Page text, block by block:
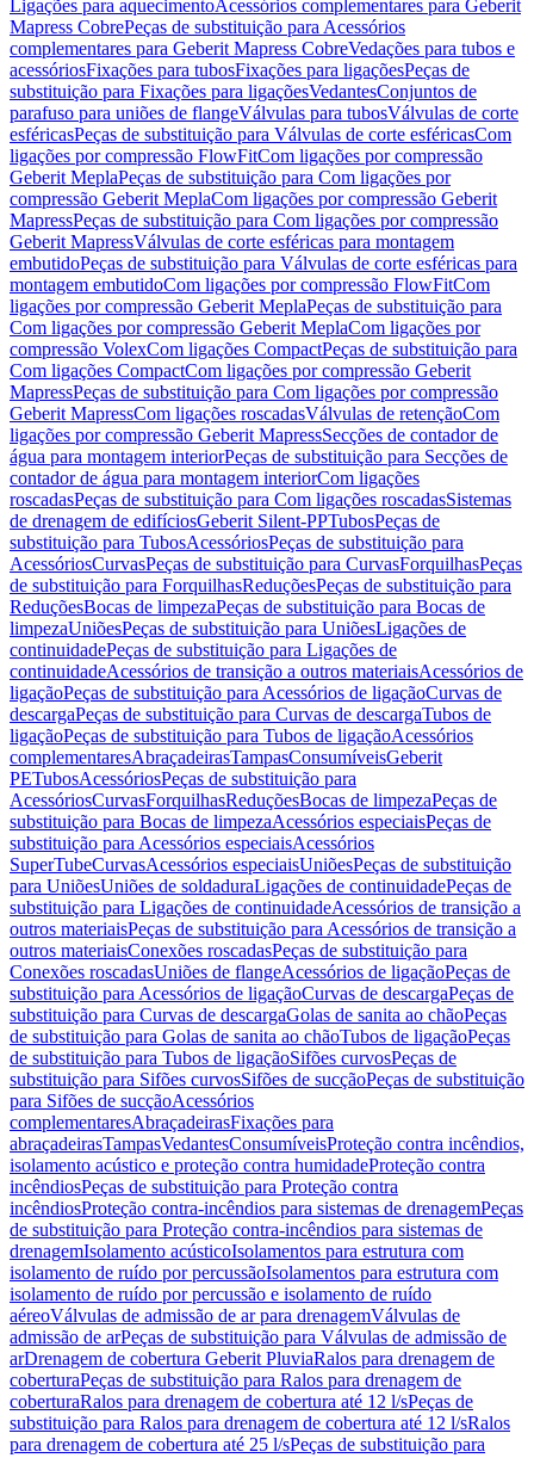
Ligações para aquecimentoAcessórios complementares para Geberit
Mapress CobrePeças de substituição para Acessórios
complementares para Geberit Mapress CobreVedações para tubos e
acessóriosFixações para tubosFixações para ligaçõesPeças de
substituição para Fixações para ligaçõesVedantesConjuntos de
parafuso para uniões de flangeVálvulas para tubosVálvulas de corte
esféricasPeças de substituição para Válvulas de corte esféricasCom
ligações por compressão FlowFitCom ligações por compressão
Geberit MeplaPeças de substituição para Com ligações por
compressão Geberit MeplaCom ligações por compressão Geberit
MapressPeças de substituição para Com ligações por compressão
Geberit MapressVálvulas de corte esféricas para montagem
embutidoPeças de substituição para Válvulas de corte esféricas para
montagem embutidoCom ligações por compressão FlowFitCom
ligações por compressão Geberit MeplaPeças de substituição para
Com ligações por compressão Geberit MeplaCom ligações por
compressão VolexCom ligações CompactPeças de substituição para
Com ligações CompactCom ligações por compressão Geberit
MapressPeças de substituição para Com ligações por compressão
Geberit MapressCom ligações roscadasVálvulas de retençãoCom
ligações por compressão Geberit MapressSecções de contador de
água para montagem interiorPeças de substituição para Secções de
contador de água para montagem interiorCom ligações
roscadasPeças de substituição para Com ligações roscadasSistemas
de drenagem de edifíciosGeberit Silent-PPTubosPeças de
substituição para TubosAcessóriosPeças de substituição para
AcessóriosCurvasPeças de substituição para CurvasForquilhasPeças
de substituição para ForquilhasReduçõesPeças de substituição para
ReduçõesBocas de limpezaPeças de substituição para Bocas de
limpezaUniõesPeças de substituição para UniõesLigações de
continuidadePeças de substituição para Ligações de
continuidadeAcessórios de transição a outros materiaisAcessórios de
ligaçãoPeças de substituição para Acessórios de ligaçãoCurvas de
descargaPeças de substituição para Curvas de descargaTubos de
ligaçãoPeças de substituição para Tubos de ligaçãoAcessórios
complementaresAbraçadeirasTampasConsumíveisGeberit
PETubosAcessóriosPeças de substituição para
AcessóriosCurvasForquilhasReduçõesBocas de limpezaPeças de
substituição para Bocas de limpezaAcessórios especiaisPeças de
substituição para Acessórios especiaisAcessórios
SuperTubeCurvasAcessórios especiaisUniõesPeças de substituição
para UniõesUniões de soldaduraLigações de continuidadePeças de
substituição para Ligações de continuidadeAcessórios de transição a
outros materiaisPeças de substituição para Acessórios de transição a
outros materiaisConexões roscadasPeças de substituição para
Conexões roscadasUniões de flangeAcessórios de ligaçãoPeças de
substituição para Acessórios de ligaçãoCurvas de descargaPeças de
substituição para Curvas de descargaGolas de sanita ao chãoPeças
de substituição para Golas de sanita ao chãoTubos de ligaçãoPeças
de substituição para Tubos de ligaçãoSifões curvosPeças de
substituição para Sifões curvosSifões de sucçãoPeças de substituição
para Sifões de sucçãoAcessórios
complementaresAbraçadeirasFixações para
abraçadeirasTampasVedantesConsumíveisProteção contra incêndios,
isolamento acústico e proteção contra humidadeProteção contra
incêndiosPeças de substituição para Proteção contra
incêndiosProteção contra-incêndios para sistemas de drenagemPeças
de substituição para Proteção contra-incêndios para sistemas de
drenagemIsolamento acústicoIsolamentos para estrutura com
isolamento de ruído por percussãoIsolamentos para estrutura com
isolamento de ruído por percussão e isolamento de ruído
aéreoVálvulas de admissão de ar para drenagemVálvulas de
admissão de arPeças de substituição para Válvulas de admissão de
arDrenagem de cobertura Geberit PluviaRalos para drenagem de
coberturaPeças de substituição para Ralos para drenagem de
coberturaRalos para drenagem de cobertura até 12 l/sPeças de
substituição para Ralos para drenagem de cobertura até 12 l/sRalos
para drenagem de cobertura até 25 l/sPeças de substituição para